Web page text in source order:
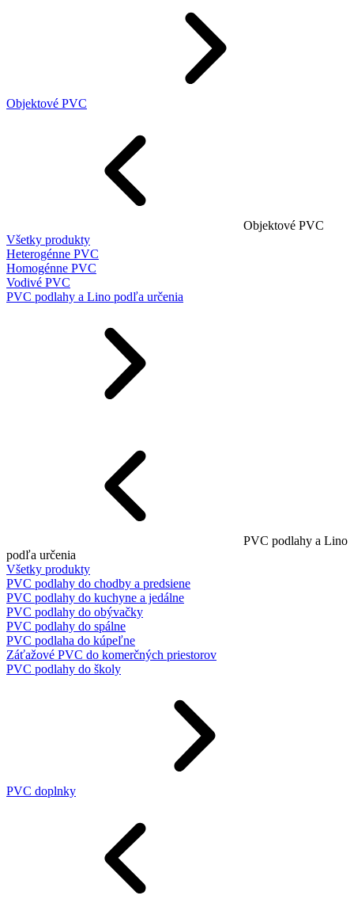
Objektové PVC
Objektové PVC
Všetky produkty
Heterogénne PVC
Homogénne PVC
Vodivé PVC
PVC podlahy a Lino podľa určenia
PVC podlahy a Lino
podľa určenia
Všetky produkty
PVC podlahy do chodby a predsiene
PVC podlahy do kuchyne a jedálne
PVC podlahy do obývačky
PVC podlahy do spálne
PVC podlaha do kúpeľne
Záťažové PVC do komerčných priestorov
PVC podlahy do školy
PVC doplnky